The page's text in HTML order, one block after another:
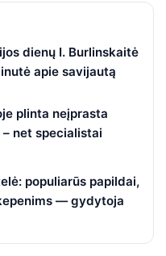
dienų I. Burlinskaitė
apie savijautą
plinta neįprasta
net specialistai
populiarūs papildai,
— gydytoja